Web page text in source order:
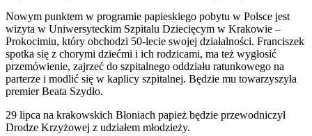
Nowym punktem w programie papieskiego pobytu w Polsce jest
wizyta w Uniwersyteckim Szpitalu Dziecięcym w Krakowie –
Prokocimiu, który obchodzi 50-lecie swojej działalności. Franciszek
spotka się z chorymi dziećmi i ich rodzicami, ma też wygłosić
przemówienie, zajrzeć do szpitalnego oddziału ratunkowego na
parterze i modlić się w kaplicy szpitalnej. Będzie mu towarzyszyła
premier Beata Szydło.
29 lipca na krakowskich Błoniach papież będzie przewodniczył
Drodze Krzyżowej z udziałem młodzieży.